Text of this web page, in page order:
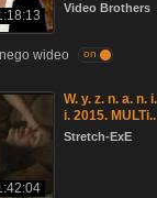
Video Brothers
wideo on
W. y. z. n. a. n.
i. 2015.
Stretch-ExE